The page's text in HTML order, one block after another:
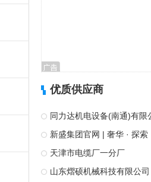
优质供应商
同力达机电设备(南通)有限
天津市电缆厂一分厂
山东熠硕机械科技有限公司